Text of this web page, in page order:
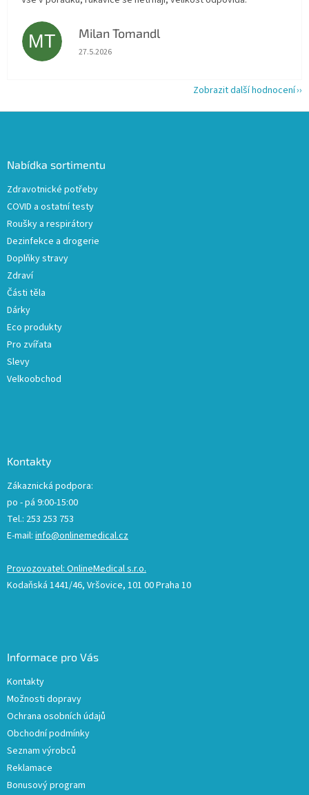
MT Milan Tomandl
Hodnocení obchodu je 5 z 5 hvězdiček.
27.5.2026
Zobrazit další hodnocení
Nabídka sortimentu
Zdravotnické potřeby
COVID a ostatní testy
Roušky a respirátory
Dezinfekce a drogerie
Doplňky stravy
Zdraví
Části těla
Dárky
Eco produkty
Pro zvířata
Slevy
Velkoobchod
Kontakty
Zákaznická podpora:
po - pá 9:00-15:00
Tel.: 253 253 753
E-mail: info@onlinemedical.cz
Provozovatel: OnlineMedical s.r.o.
Kodaňská 1441/46, Vršovice, 101 00 Praha 10
Informace pro Vás
Kontakty
Možnosti dopravy
Ochrana osobních údajů
Obchodní podmínky
Seznam výrobců
Reklamace
Bonusový program